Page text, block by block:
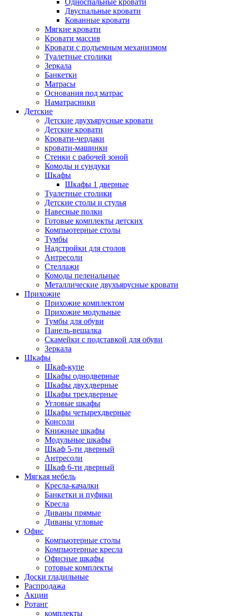
Двуспальные кровати
Кованные кровати
Мягкие кровати
Кровати массив
Кровати с подъемным механизмом
Туалетные столики
Зеркала
Банкетки
Матрасы
Основания под матрас
Наматрасники
Детские
Детские двухъярусные кровати
Детские кровати
Кровати-чердаки
кровати-машинки
Стенки с рабочей зоной
Комоды и сундуки
Шкафы
Шкафы 1 дверные
Туалетные столики
Детские столы и стулья
Навесные полки
Готовые комплекты детских
Компьютерные столы
Тумбы
Надстройки для столов
Антресоли
Стеллажи
Комоды пеленальные
Металлические двухъярусные кровати
Прихожие
Прихожие комплектом
Прихожие модульные
Тумбы для обуви
Панель-вешалка
Скамейки с подставкой для обуви
Зеркала
Шкафы
Шкаф-купе
Шкафы однодверные
Шкафы двухдверные
Шкафы трехдверные
Угловые шкафы
Шкафы четырехдверные
Консоли
Книжные шкафы
Модульные шкафы
Шкаф 5-ти дверный
Антресоли
Шкаф 6-ти дверный
Мягкая мебель
Кресла-качалки
Банкетки и пуфики
Кресла
Диваны прямые
Диваны угловые
Офис
Компьютерные столы
Компьютерные кресла
Офисные шкафы
готовые комплекты
Доски гладильные
Распродажа
Акции
Ротанг
комплекты